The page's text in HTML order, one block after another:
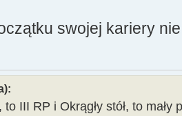
swojej kariery
III RP i Okrągły stół, to